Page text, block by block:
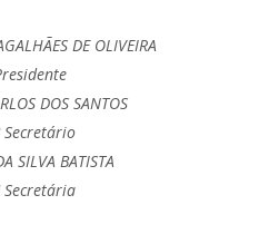
DE OLIVEIRA
DOS SANTOS
Secretário
SILVA BATISTA
Secretária